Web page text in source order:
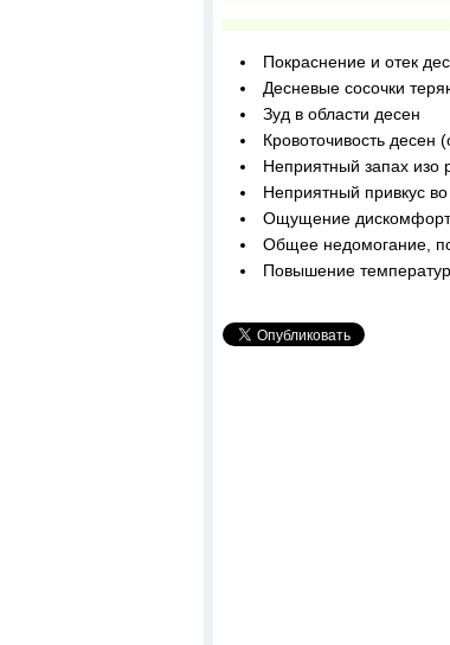
Покраснение и отек
Десневые сосочки
Зуд в области десен
Кровоточивость десен
Неприятный запах изо
Неприятный привкус во
Ощущение
Общее недомогание,
Повышение